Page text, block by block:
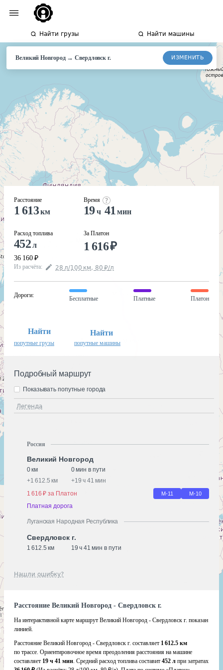
Найти грузы Найти машины
Великий Новгород→Свердловск г. ИЗМЕНИТЬ
Расстояние
1 613км
Расход топлива
452л
36 160 ₽
Время
19ч 41 мин
За Платон
1 616₽
Из расчёта: 28 л/100 км, 80 ₽/л
Дороги:
Бесплатные Платные Платон
Найти
попутные грузы
Найти
попутные машины
Подробный маршрут
Легенда
Показывать попутные города
Россия
Великий Новгород
0 км
0 мин в пути
+1 612.5 км +19 ч 41 мин
1 616 ₽ за Платон
М-11 М-10
Платная дорога
Луганская Народная Республика
Свердловск г.
1 612.5 км 19 ч 41 мин в пути
Нашли ошибку?
Расстояние Великий Новгород - Свердловск г.
На интерактивной карте маршрут Великий Новгород - Свердловск г. показан
линией.
Расстояние Великий Новгород - Свердловск г. составляет 1 612.5 км
по трассе. Ориентировочное время преодоления расстояния на машине
составляет 19 ч 41 мин. Средний расход топлива составит 452 л при затратах